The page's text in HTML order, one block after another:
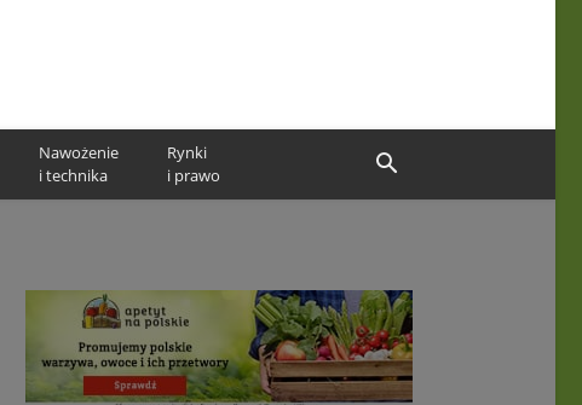
Nawożenie
i technika
Rynki
i prawo